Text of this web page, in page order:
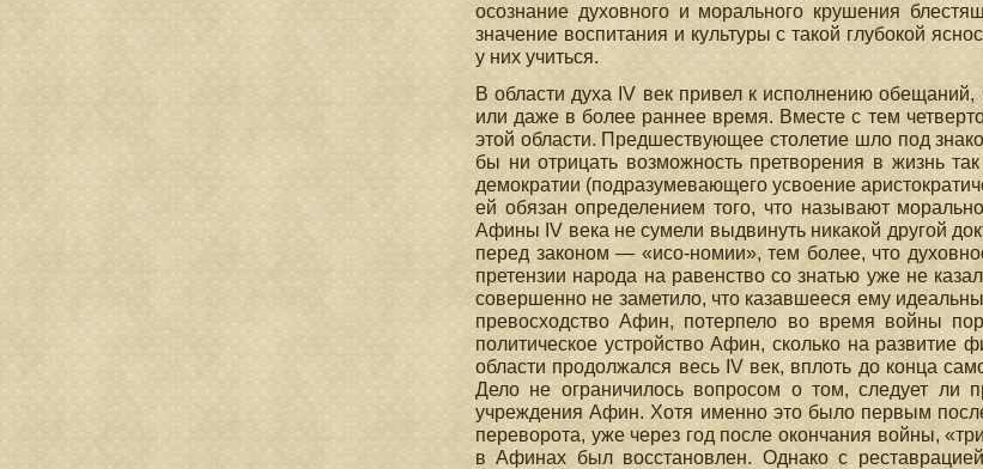
осознание духовного и морального крушения
значение воспитания и культуры с такой глубокой
у них учиться.
В области духа IV век привел к исполнению
или даже в более раннее время. Вместе с тем
этой области. Предшествующее столетие шло под
бы ни отрицать возможность претворения в жизнь
демократии (подразумевающего усвоение
ей обязан определением того, что называют
Афины IV века не сумели выдвинуть никакой другой
перед законом — «исо-номии», тем более, что
претензии народа на равенство со знатью уже не
совершенно не заметило, что казавшееся ему
превосходство Афин, потерпело во время войны
политическое устройство Афин, сколько на
области продолжался весь IV век, вплоть до конца
Дело не ограничилось вопросом о том, следует ли
учреждения Афин. Хотя именно это было первым
переворота, уже через год после окончания войны,
в Афинах был восстановлен. Однако с